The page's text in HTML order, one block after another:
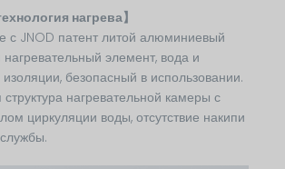
нагрева】
с JNOD патент литой алюминиевый
нагревательный элемент, вода и
изоляции, безопасный в использовании.
нагревательной камеры с
циркуляции воды, отсутствие накипи